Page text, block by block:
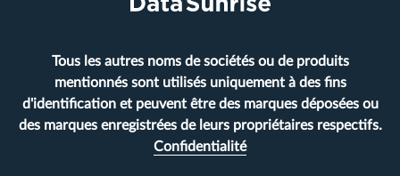
Tous les autres noms de sociétés ou de produits
mentionnés sont utilisés uniquement à des fins
d'identification et peuvent être des marques déposées ou
des marques enregistrées de leurs propriétaires respectifs.
Confidentialité